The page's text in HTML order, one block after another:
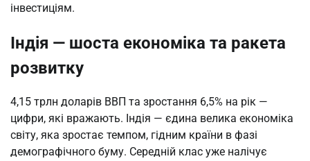
інвестиціям.
Індія — шоста економіка та ракета
розвитку
4,15 трлн доларів ВВП та зростання 6,5% на рік —
цифри, які вражають. Індія — єдина велика економіка
світу, яка зростає темпом, гідним країни в фазі
демографічного буму. Середній клас уже налічує